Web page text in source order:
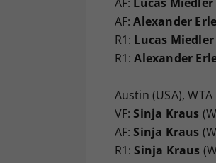
AF:Alexander
R1: Lucas Miedler
R1:Alexander
Austin (USA), WTA
VF:Sinja Kraus
AF:Sinja Kraus
R1:Sinja Kraus